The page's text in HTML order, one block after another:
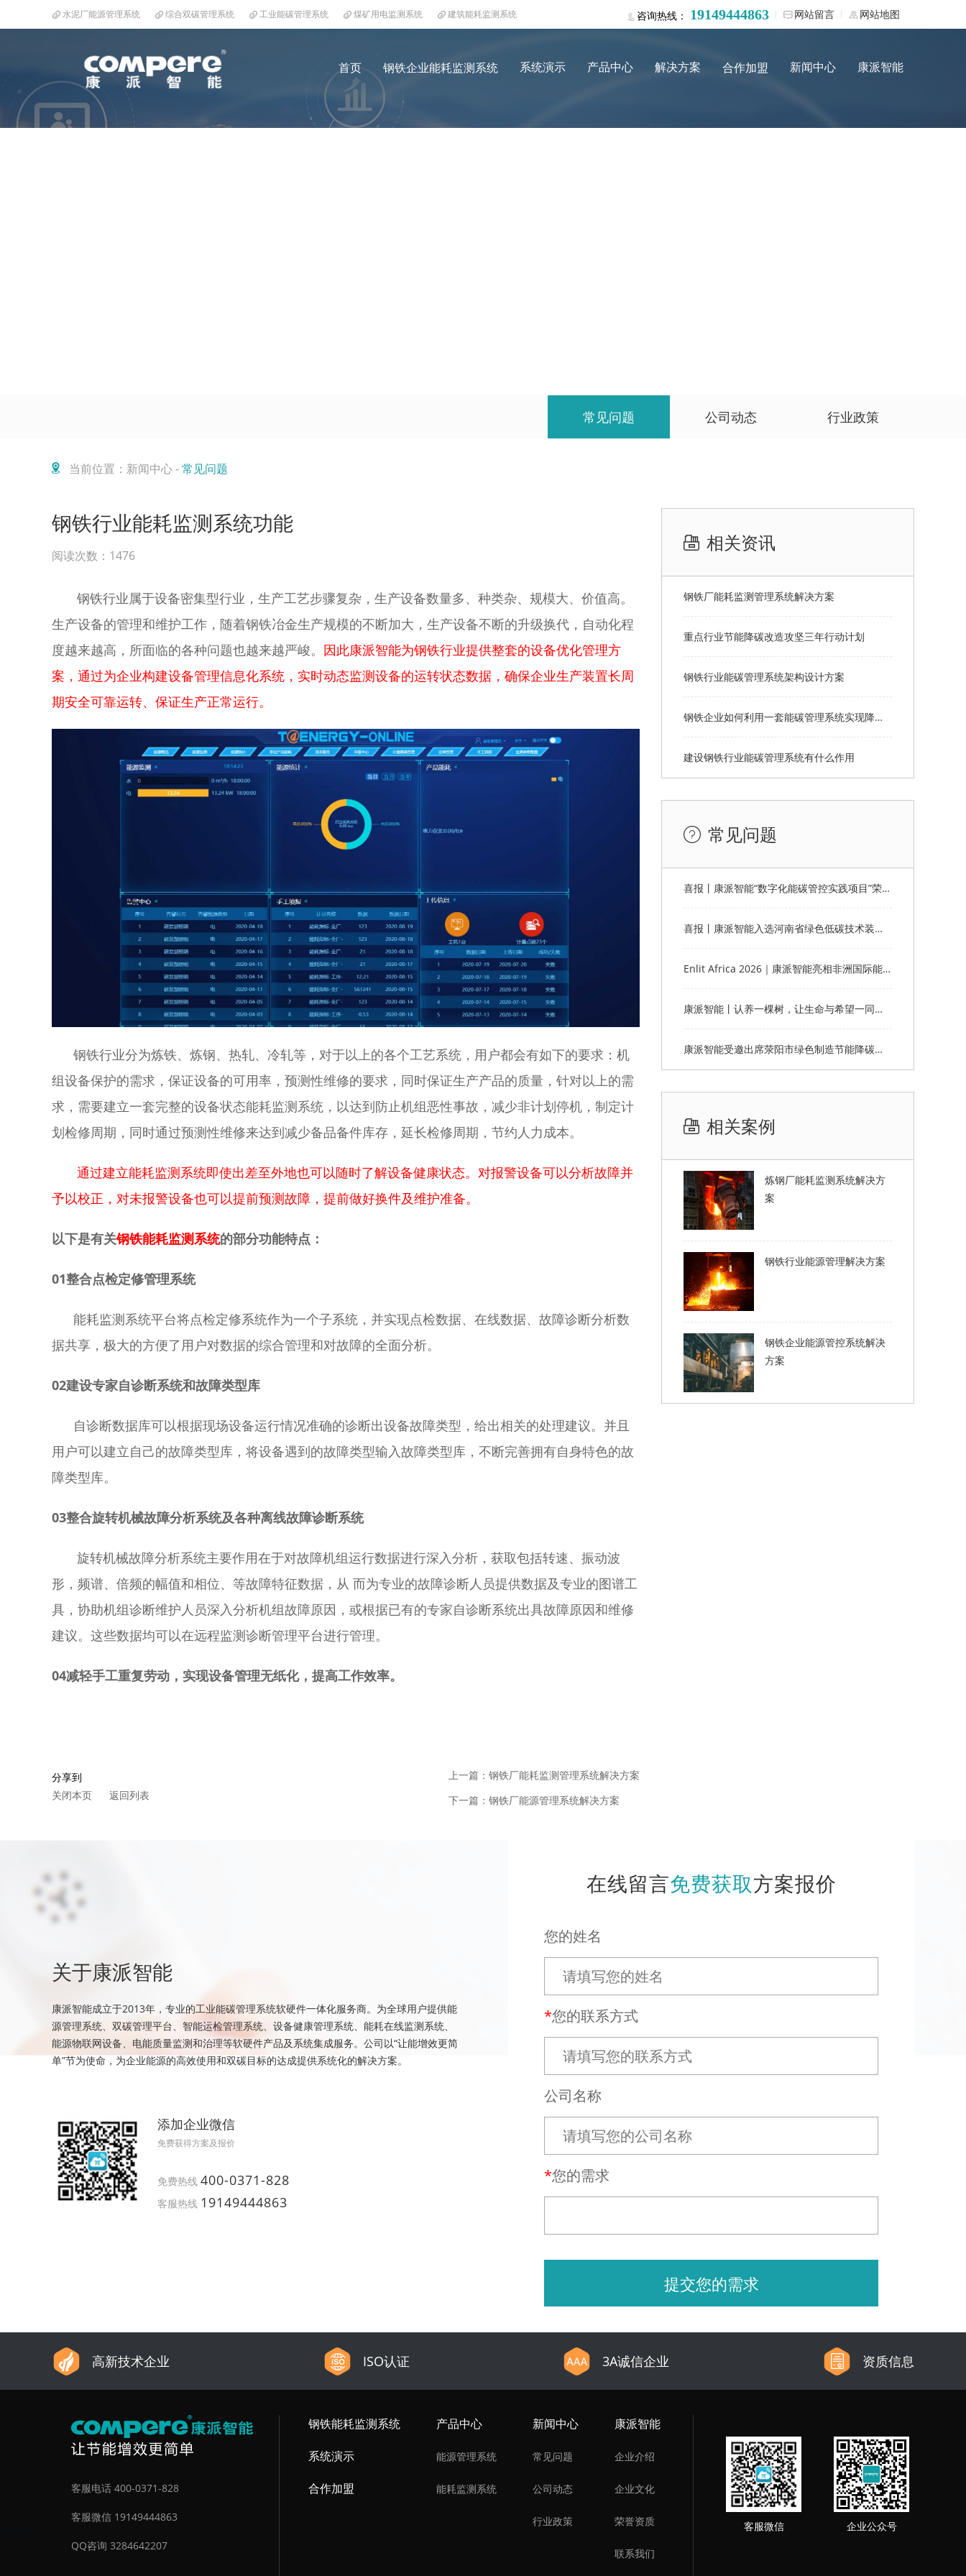
水泥厂能源管理系统 综合双碳管理系统 工业能碳管理系统 煤矿用电监测系统 建筑能耗监测系统 咨询热线： 19149444863 网站留言 网站地图
首页 钢铁企业能耗监测系统 系统演示 产品中心 解决方案 合作加盟 新闻中心 康派智能
常见问题 公司动态 行业政策
当前位置：新闻中心 -常见问题
钢铁行业能耗监测系统功能
阅读次数：1476
钢铁行业属于设备密集型行业，生产工艺步骤复杂，生产设备数量多、种类杂、规模大、价值高。
生产设备的管理和维护工作，随着钢铁冶金生产规模的不断加大，生产设备不断的升级换代，自动化程
度越来越高，所面临的各种问题也越来越严峻。 因此康派智能为钢铁行业提供整套的设备优化管理方
案，通过为企业构建设备管理信息化系统，实时动态监测设备的运转状态数据，确保企业生产装置长周
期安全可靠运转、保证生产正常运行。
钢铁行业分为炼铁、炼钢、热轧、冷轧等，对于以上的各个工艺系统，用户都会有如下的要求：机
组设备保护的需求，保证设备的可用率，预测性维修的要求，同时保证生产产品的质量，针对以上的需
求，需要建立一套完整的设备状态能耗监测系统，以达到防止机组恶性事故，减少非计划停机，制定计
划检修周期，同时通过预测性维修来达到减少备品备件库存，延长检修周期，节约人力成本。
通过建立能耗监测系统即使出差至外地也可以随时了解设备健康状态。对报警设备可以分析故障并
予以校正，对未报警设备也可以提前预测故障，提前做好换件及维护准备。
以下是有关钢铁能耗监测系统的部分功能特点：
01整合点检定修管理系统
能耗监测系统平台将点检定修系统作为一个子系统，并实现点检数据、在线数据、故障诊断分析数
据共享，极大的方便了用户对数据的综合管理和对故障的全面分析。
02建设专家自诊断系统和故障类型库
自诊断数据库可以根据现场设备运行情况准确的诊断出设备故障类型，给出相关的处理建议。并且
用户可以建立自己的故障类型库，将设备遇到的故障类型输入故障类型库，不断完善拥有自身特色的故
障类型库。
03整合旋转机械故障分析系统及各种离线故障诊断系统
旋转机械故障分析系统主要作用在于对故障机组运行数据进行深入分析，获取包括转速、振动波
形，频谱、倍频的幅值和相位、等故障特征数据，从 而为专业的故障诊断人员提供数据及专业的图谱工
具，协助机组诊断维护人员深入分析机组故障原因，或根据已有的专家自诊断系统出具故障原因和维修
建议。这些数据均可以在远程监测诊断管理平台进行管理。
04减轻手工重复劳动，实现设备管理无纸化，提高工作效率。
分享到
关闭本页
返回列表
上一篇：钢铁厂能耗监测管理系统解决方案
下一篇：钢铁厂能源管理系统解决方案
相关资讯
钢铁厂能耗监测管理系统解决方案
重点行业节能降碳改造攻坚三年行动计划
钢铁行业能碳管理系统架构设计方案
钢铁企业如何利用一套能碳管理系统实现降本增效？
建设钢铁行业能碳管理系统有什么作用
常见问题
喜报丨康派智能“数字化能碳管控实践项目”荣获第十一届“创客中国”郑州市分赛企业组优秀奖
喜报丨康派智能入选河南省绿色低碳技术装备应用典型案例
Enlit Africa 2026｜康派智能亮相非洲国际能源电力展，赋能非洲能源数字化绿色转型
康派智能丨认养一棵树，让生命与希望一同生长
康派智能受邀出席荥阳市绿色制造节能降碳工作说明会并作主题分享
相关案例
炼钢厂能耗监测系统解决方
案
钢铁行业能源管理解决方案
钢铁企业能源管控系统解决
方案
关于康派智能
康派智能成立于2013年，专业的工业能碳管理系统软硬件一体化服务商。为全球用户提供能
源管理系统、双碳管理平台、智能运检管理系统、设备健康管理系统、能耗在线监测系统、
能源物联网设备、电能质量监测和治理等软硬件产品及系统集成服务。公司以“让能增效更简
单”节为使命，为企业能源的高效使用和双碳目标的达成提供系统化的解决方案。
添加企业微信
免费获得方案及报价
免费热线 400-0371-828
客服热线 19149444863
在线留言免费获取方案报价
您的姓名
您的联系方式
公司名称
您的需求
提交您的需求
高新技术企业 ISO认证 3A诚信企业 资质信息
客服电话 400-0371-828
客服微信 19149444863
QQ咨询 3284642207
钢铁能耗监测系统
系统演示
合作加盟
产品中心
能源管理系统
能耗监测系统
新闻中心
常见问题
公司动态
行业政策
康派智能
企业介绍
企业文化
荣誉资质
联系我们
客服微信 企业公众号